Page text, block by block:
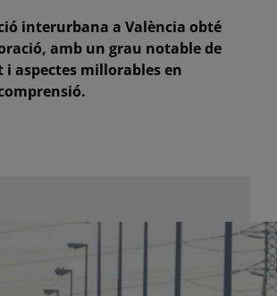
interurbana a València obté
amb un grau notable de
aspectes millorables en